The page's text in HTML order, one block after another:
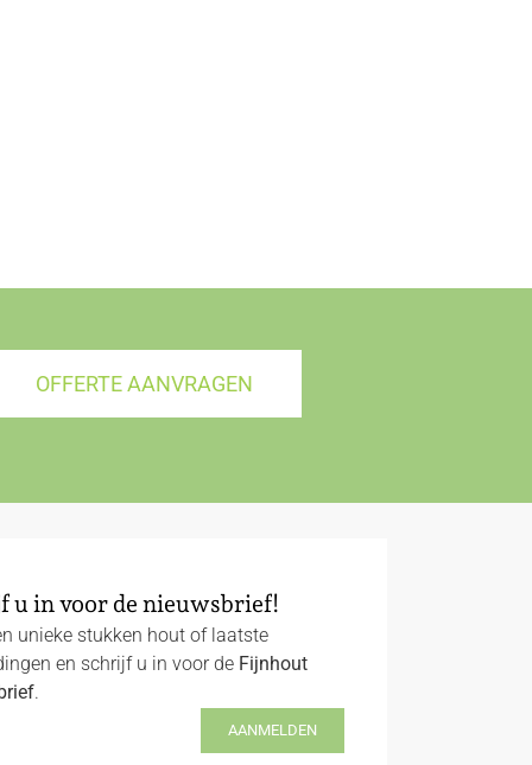
OFFERTE AANVRAGEN
u in voor de nieuwsbrief!
unieke stukken hout of laatste
en schrijf u in voor de Fijnhout
.
AANMELDEN